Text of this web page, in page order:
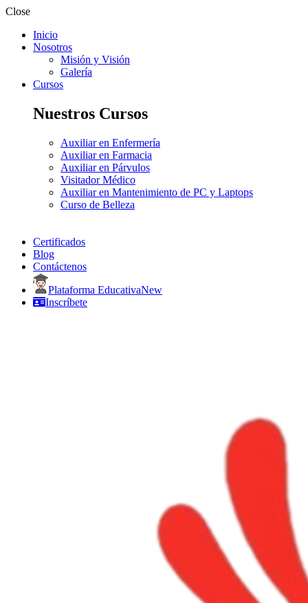
Close
Inicio
Nosotros
Misión y Visión
Galería
Cursos
Nuestros Cursos
Auxiliar en Enfermería
Auxiliar en Farmacia
Auxiliar en Párvulos
Visitador Médico
Auxiliar en Mantenimiento de PC y Laptops
Curso de Belleza
Certificados
Blog
Contáctenos
Plataforma EducativaNew
Inscríbete